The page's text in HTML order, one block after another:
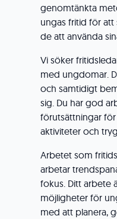
genomtänkta
ungas fritid för
de att använda
Vi söker
med ungdomar.
och samtidigt
sig. Du har god
förutsättningar
aktiviteter och
Arbetet som
arbetar
fokus. Ditt arbete
möjligheter för
med att planera,